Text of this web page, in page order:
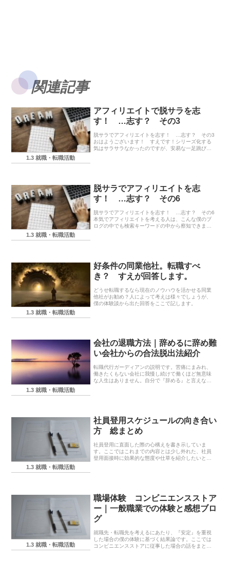
関連記事
1.3 就職・転職活動
アフィリエイトで脱サラを志
す！ …志す？ その3
脱サラでアフィリエイトを志す！ …志す？ その3
おはようございます！ すえです！シリーズ化する
気はサラサラなかったのですが、安易な一足跳びで
1.3 就職・転職活動
脱サラでアフィリエイトを志
す！ …志す？ その6
脱サラでアフィリエイトを志す！ …志す？ その6
本気でアフィリエイトを考える人は、こんな僕のブ
ログの中でも検索キーワードの中から察知できます
1.3 就職・転職活動
好条件の同業他社。転職すべ
き？ すえが回答します。
どうせ転職するなら現在のノウハウを活かせる同業
他社がお勧め？人によって考えは様々でしょうが、
僕の体験談から出た回答をここで記します。
1.3 就職・転職活動
会社の退職方法｜辞めるに辞め難
い会社からの合法脱出法紹介
転職代行ガーディアンの説明です。苦痛にまみれ、
働きたくもない会社に我慢し続けて働くほど無意味
な人生はありません。自分で『辞める』と言えない
1.3 就職・転職活動
社員登用スケジュールの向き合い
方 総まとめ
社員登用に直面した際の心構えを書き示していま
す。ここではこれまでの内容とは少し外れた、社員
登用面接時に効果的な態度や仕草を紹介したいと思
1.3 就職・転職活動
職場体験 コンビニエンスストア
ー｜一般職業での体験と感想ブロ
グ
就職先・転職先を考えるにあたり、『安定』を重視
した場合の僕の体験に基づく結果論です。ここでは
コンビニエンスストアに従事した場合の話をまとめ